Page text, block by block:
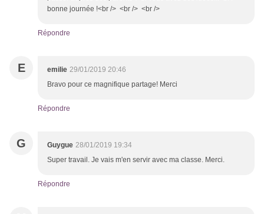
bonne journée !<br /> <br /> <br />
Répondre
E emilie 29/01/2019 20:46
Bravo pour ce magnifique partage! Merci
Répondre
G Guygue 28/01/2019 19:34
Super travail. Je vais m'en servir avec ma classe. Merci.
Répondre